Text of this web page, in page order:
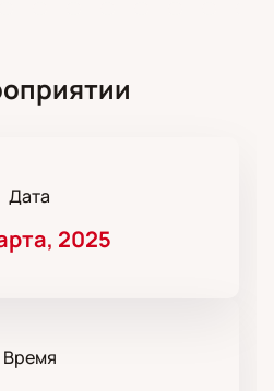
Дата
2025
Время